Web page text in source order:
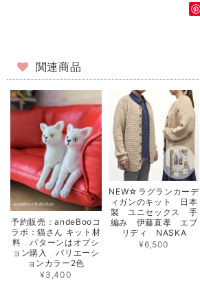
関連商品
予約販売：andeBooコ
ラボ：猫さん キット材
料 パターンはオプシ
ョン購入 バリエーシ
ョンカラー2色
¥3,400
NEW☆ラグランカーデ
ィガンのキット 日本
製 ユニセックス 手
編み 伊藤直孝 エブ
リディ NASKA
¥6,500